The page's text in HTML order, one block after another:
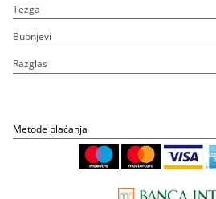
Tezga
Bubnjevi
Razglas
Metode plaćanja